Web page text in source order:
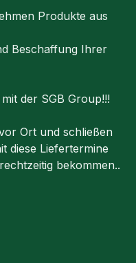
Produkte aus
Beschaffung Ihrer
der SGB Group!!!
Ort und schließen
diese Liefertermine
bekommen..